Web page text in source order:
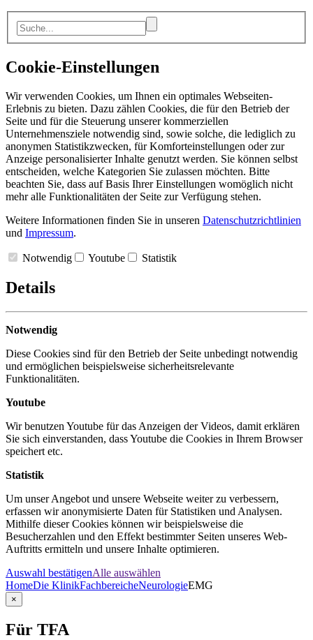
Cookie-Einstellungen
Wir verwenden Cookies, um Ihnen ein optimales Webseiten-
Erlebnis zu bieten. Dazu zählen Cookies, die für den Betrieb der
Seite und für die Steuerung unserer kommerziellen
Unternehmensziele notwendig sind, sowie solche, die lediglich zu
anonymen Statistikzwecken, für Komforteinstellungen oder zur
Anzeige personalisierter Inhalte genutzt werden. Sie können selbst
entscheiden, welche Kategorien Sie zulassen möchten. Bitte
beachten Sie, dass auf Basis Ihrer Einstellungen womöglich nicht
mehr alle Funktionalitäten der Seite zur Verfügung stehen.
Weitere Informationen finden Sie in unseren Datenschutzrichtlinien
und Impressum.
Notwendig Youtube Statistik
Details
Notwendig
Diese Cookies sind für den Betrieb der Seite unbedingt notwendig
und ermöglichen beispielsweise sicherheitsrelevante
Funktionalitäten.
Youtube
Wir benutzen Youtube für das Anzeigen der Videos, damit erklären
Sie sich einverstanden, dass Youtube die Cookies in Ihrem Browser
speichert etc.
Statistik
Um unser Angebot und unsere Webseite weiter zu verbessern,
erfassen wir anonymisierte Daten für Statistiken und Analysen.
Mithilfe dieser Cookies können wir beispielsweise die
Besucherzahlen und den Effekt bestimmter Seiten unseres Web-
Auftritts ermitteln und unsere Inhalte optimieren.
Auswahl bestätigenAlle auswählen
HomeDie KlinikFachbereicheNeurologieEMG
×
Für TFA